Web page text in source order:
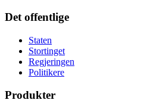
Det offentlige
Staten
Stortinget
Regjeringen
Politikere
Produkter